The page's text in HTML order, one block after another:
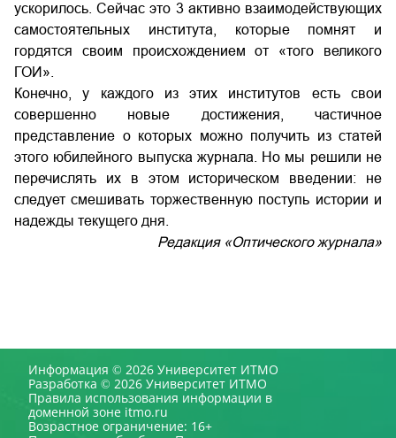
ускорилось. Сейчас это 3 активно взаимодействующих
самостоятельных института, которые помнят и
гордятся своим происхождением от «того великого
ГОИ».
Конечно, у каждого из этих институтов есть свои
совершенно новые достижения, частичное
представление о которых можно получить из статей
этого юбилейного выпуска журнала. Но мы решили не
перечислять их в этом историческом введении: не
следует смешивать торжественную поступь истории и
надежды текущего дня.
Редакция «Оптического журнала»
Информация © 2026 Университет ИТМО
Разработка © 2026 Университет ИТМО
Правила использования информации в
доменной зоне itmo.ru
Возрастное ограничение: 16+